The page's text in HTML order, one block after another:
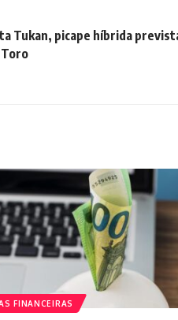
Tukan, picape híbrida
FINANCEIRAS